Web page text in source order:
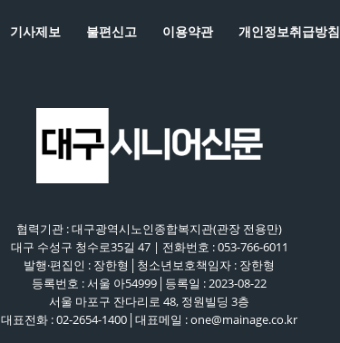
기사제보 불편신고 이용약관 개인정보취급방침
협력기관 : 대구광역시노인종합복지관(관장 전용만)
대구 수성구 청수로35길 47 | 전화번호 : 053-766-6011
발행·편집인 : 장한형│청소년보호책임자 : 장한형
등록번호 : 서울 아54999│등록일 : 2023-08-22
서울 마포구 잔다리로 48, 정원빌딩 3층
대표전화 : 02-2654-1400│대표메일 : one@mainage.co.kr